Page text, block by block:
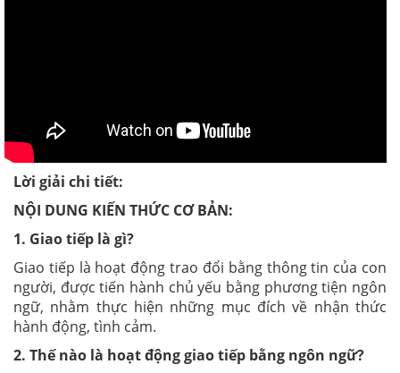
Lời giải chi tiết:
NỘI DUNG KIẾN THỨC CƠ BẢN:
1. Giao tiếp là gì?
Giao tiếp là hoạt động trao đổi bằng thông tin của con
người, được tiến hành chủ yếu bằng phương tiện ngôn
ngữ, nhằm thực hiện những mục đích về nhận thức
hành động, tình cảm.
2. Thế nào là hoạt động giao tiếp bằng ngôn ngữ?